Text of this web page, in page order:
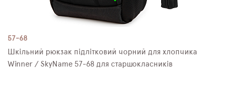
57-68
Шкільний рюкзак підлітковий чорний для хлопчика
Winner / SkyName 57-68 для старшокласників